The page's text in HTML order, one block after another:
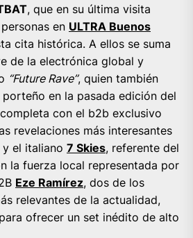
, que en su última visita
en ULTRA Buenos
cita histórica. A ellos se suma
de la electrónica global y
“Future Rave”, quien también
en la pasada edición del
con el b2b exclusivo
revelaciones más interesantes
el italiano 7 Skies, referente del
la fuerza local representada por
Eze Ramírez, dos de los
relevantes de la actualidad,
ofrecer un set inédito de alto